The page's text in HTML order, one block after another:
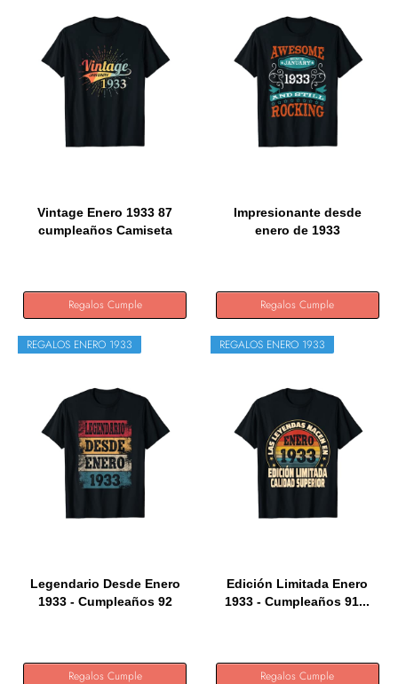
Vintage Enero 1933 87
cumpleaños Camiseta
Regalos Cumple
Impresionante desde
enero de 1933
Regalos Cumple
REGALOS ENERO 1933
Legendario Desde Enero
1933 - Cumpleaños 92
Regalos Cumple
REGALOS ENERO 1933
Edición Limitada Enero
1933 - Cumpleaños 91...
Regalos Cumple